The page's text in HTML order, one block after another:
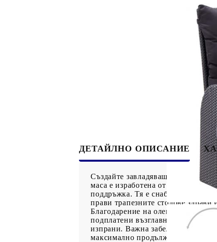
ДЕТАЙЛНО ОПИСАНИЕ
Създайте завладяваща и сплотена
маса е изработена от масивна
поддръжка. Тя е снабдена с
прави трапезните столове здрави
Благодарение на олекотената
подплатени възглавници за
изпрани. Важна забележка:
максимално продължителна